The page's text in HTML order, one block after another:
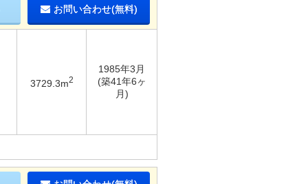
お問い合わせ(無料)
3729.3m2
1985年3月
(築41年6ヶ
月)